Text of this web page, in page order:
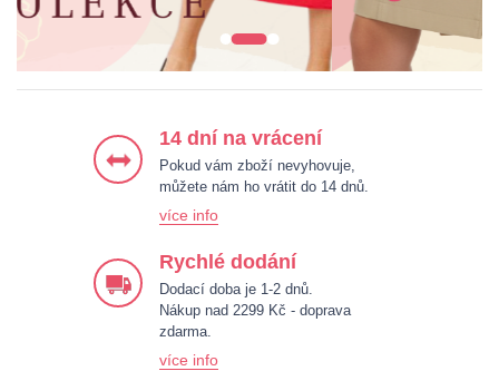
14 dní na vrácení
Pokud vám zboží nevyhovuje,
můžete nám ho vrátit do 14 dnů.
více info
Rychlé dodání
Dodací doba je 1-2 dnů.
Nákup nad 2299 Kč - doprava
zdarma.
více info